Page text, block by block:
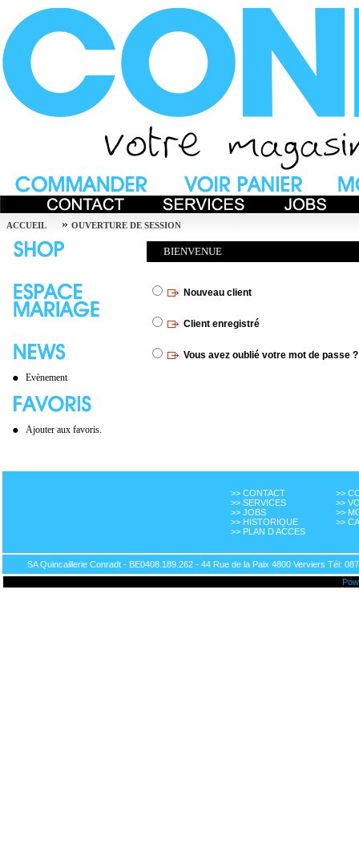
ACCUEIL » OUVERTURE DE SESSION
Evènement
Ajouter aux favoris.
BIENVENUE
Nouveau client
Client enregistré
Vous avez oublié votre mot de passe
>> CONTACT
>> SERVICES
>> JOBS
>> HISTORIQUE
>> PLAN D ACCES
>>
>>
>>
>>
SA Quincaillerie Conradt - BE0408.189.262 - 44 Rue de la Paix 4800 Verviers Tél: